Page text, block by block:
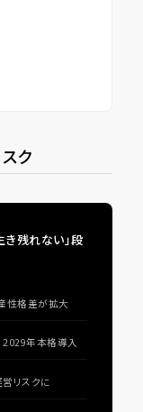
ク
き残れない」段
性格差が拡大
年本格導入
リスクに